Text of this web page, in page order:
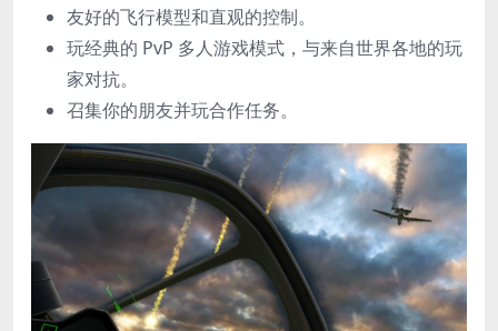
友好的飞行模型和直观的控制。
玩经典的 PvP 多人游戏模式，与来自世界各地的玩
家对抗。
召集你的朋友并玩合作任务。